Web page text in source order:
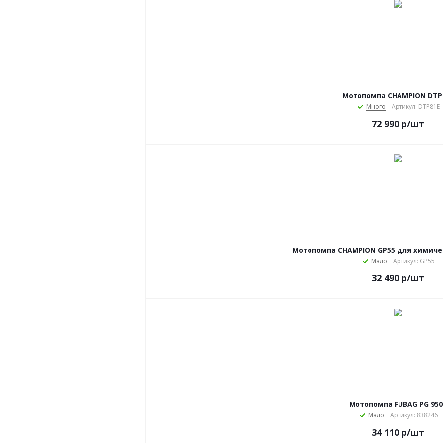
Мотопомпа CHAMPION
Много Артикул: DTP81E
72 990 р/шт
Мотопомпа CHAMPION GP55 для
Мало Артикул: GP55
32 490 р/шт
Мотопомпа FUBAG PG
Мало Артикул: 838246
34 110 р/шт